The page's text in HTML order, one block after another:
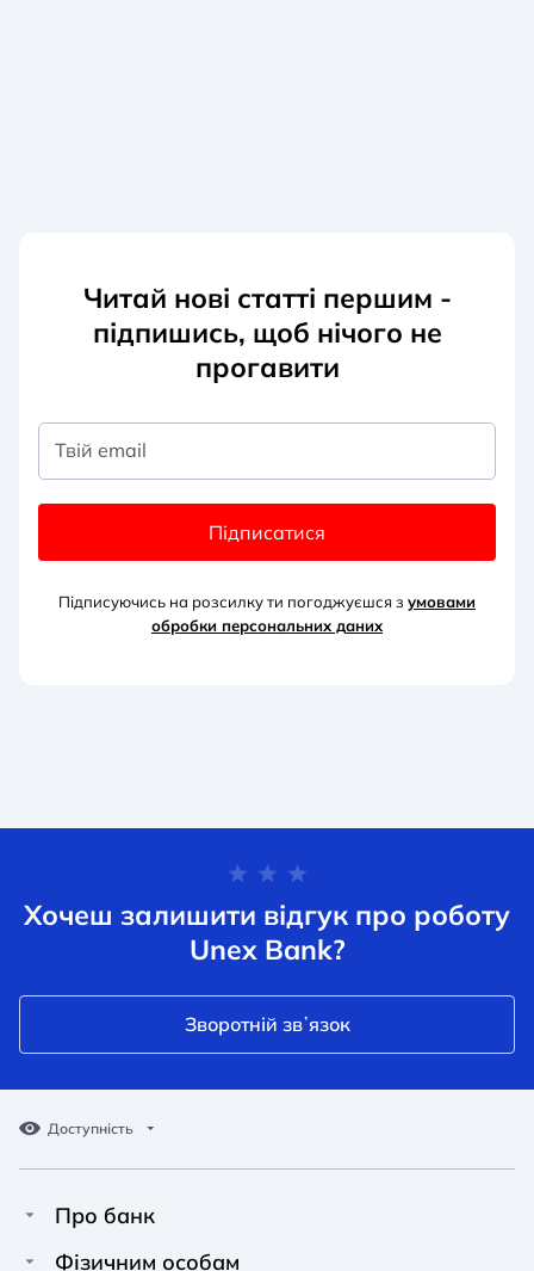
Читай нові статті першим -
підпишись, щоб нічого не
прогавити
Твій email
Підписатися
Підписуючись на розсилку ти погоджуєшся з умовами
обробки персональних даних
Хочеш залишити відгук про роботу
Unex Bank?
Зворотній звʼязок
Доступність
Про банк
Про Unex Bank
Фізичним особам